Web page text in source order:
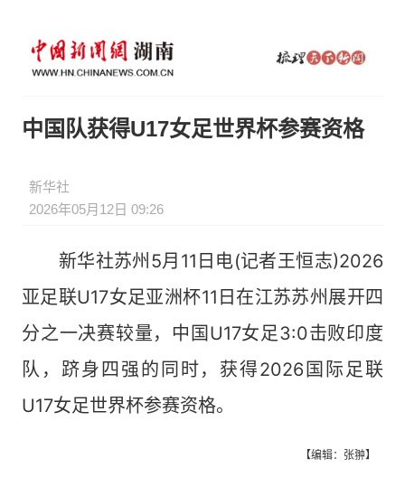
中国队获得U17女足世界杯参赛资格
新华社
2026年05月12日 09:26
新华社苏州5月11日电(记者王恒志)2026
亚足联U17女足亚洲杯11日在江苏苏州展开四
分之一决赛较量，中国U17女足3:0击败印度
队，跻身四强的同时，获得2026国际足联
U17女足世界杯参赛资格。
【编辑：张翀】